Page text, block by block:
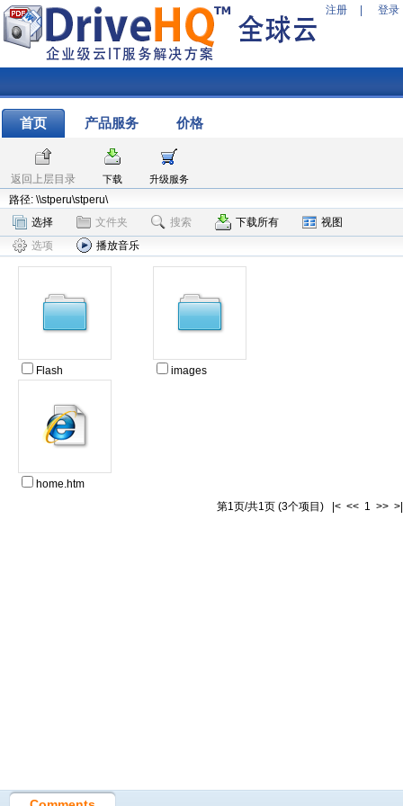
注册 登录
首页 产品服务 价格
返回上层目录 下载 升级服务
路径: \\stperu\stperu\
选择
文件夹 搜索 下载所有
视图
选项
播放音乐
Flash images
home.htm
第1页/共1页 (3个项目) |< << 1 >> >|